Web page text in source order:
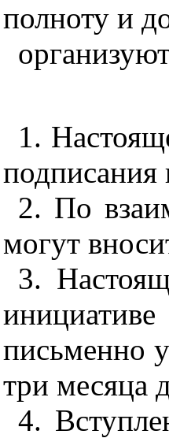
полноту и
1.
подписания
2. По
могут
3.
письменно
три месяца
4.